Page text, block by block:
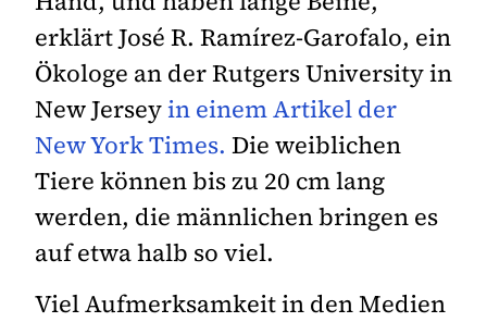
erklärt José R. Ramírez-Garofalo, ein
Ökologe an der Rutgers University in
New Jerseyin einem Artikel der
New York Times. Die weiblichen
Tiere können bis zu 20 cm lang
werden, die männlichen bringen es
auf etwa halb so viel.
Viel Aufmerksamkeit in den Medien